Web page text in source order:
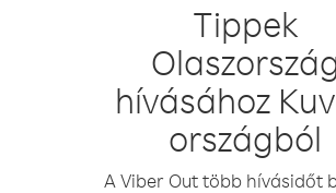
Tippek
Olaszország
hívásához
országból
A Viber Out több hívásidőt